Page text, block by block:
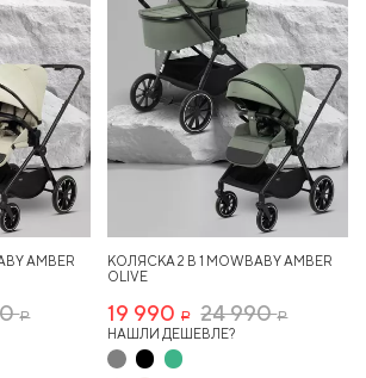
AMBER
Р
КОЛЯСКА 2 В 1 MOWBABY AMBER
OLIVE
19 990 Р 24 990Р
НАШЛИ ДЕШЕВЛЕ?